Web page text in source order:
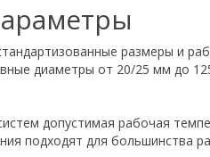
размеры и
диаметры от 20/25 мм до
допустимая рабочая
подходят для большинства